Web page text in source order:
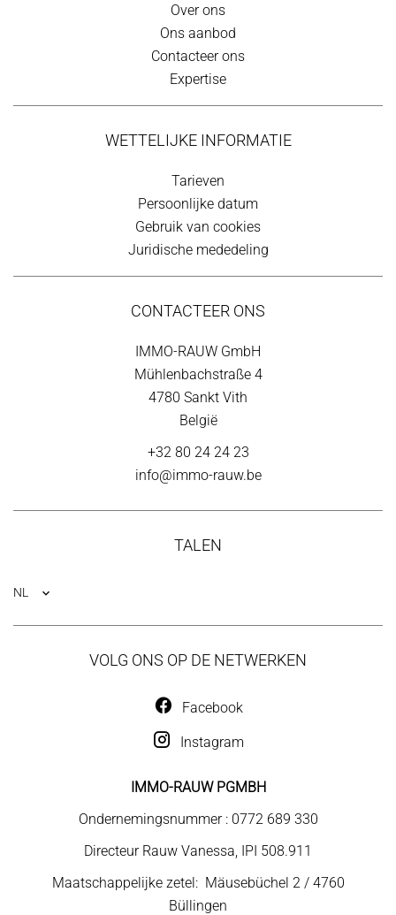
Over ons
Ons aanbod
Contacteer ons
Expertise
WETTELIJKE INFORMATIE
Tarieven
Persoonlijke datum
Gebruik van cookies
Juridische mededeling
CONTACTEER ONS
IMMO-RAUW GmbH
Mühlenbachstraße 4
4780 Sankt Vith
België
+32 80 24 24 23
info@immo-rauw.be
TALEN
NL
VOLG ONS OP DE NETWERKEN
Facebook
Instagram
IMMO-RAUW PGMBH
Ondernemingsnummer : 0772 689 330
Directeur Rauw Vanessa, IPI 508.911
Maatschappelijke zetel: Mäusebüchel 2 / 4760
Büllingen